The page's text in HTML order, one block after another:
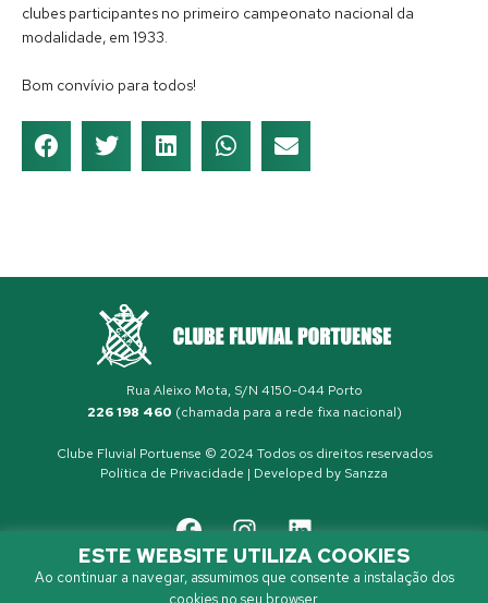
clubes participantes no primeiro campeonato nacional da
modalidade, em 1933.
Bom convívio para todos!
Rua Aleixo Mota, S/N 4150-044 Porto
226 198 460 (chamada para a rede fixa nacional)
Clube Fluvial Portuense © 2024 Todos os direitos reservados
Política de Privacidade | Developed by Sanzza
ESTE WEBSITE UTILIZA COOKIES
Ao continuar a navegar, assumimos que consente a instalação dos
cookies no seu browser.